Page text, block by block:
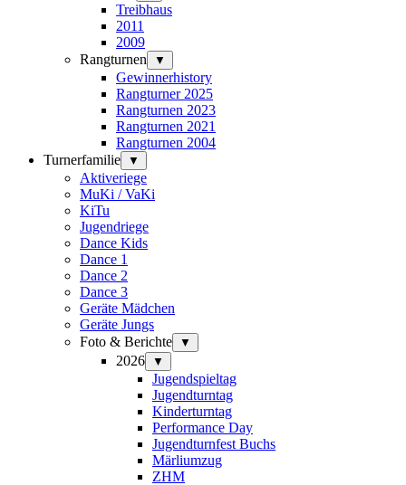
Treibhaus
2011
2009
Rangturnen
▼
Gewinnerhistory
Rangturner 2025
Rangturnen 2023
Rangturnen 2021
Rangturnen 2004
Turnerfamilie
▼
Aktiveriege
MuKi / VaKi
KiTu
Jugendriege
Dance Kids
Dance 1
Dance 2
Dance 3
Geräte Mädchen
Geräte Jungs
Foto & Berichte
▼
2026 ▼
Jugendspieltag
Jugendturntag
Kinderturntag
Performance Day
Jugendturnfest Buchs
Märliumzug
ZHM